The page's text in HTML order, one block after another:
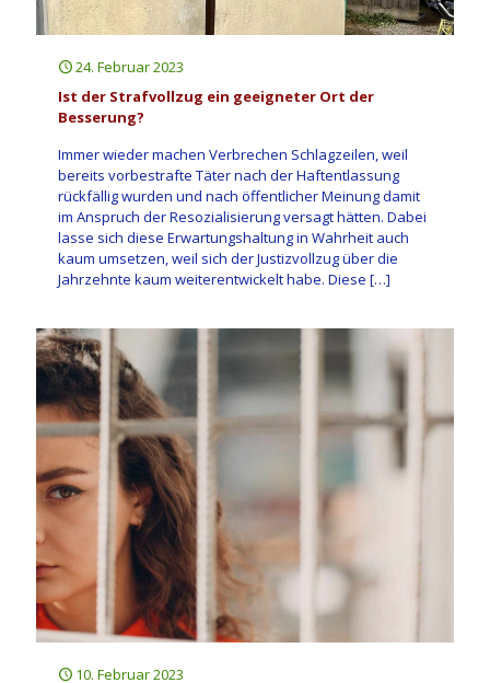
24. Februar 2023
Ist der Strafvollzug ein geeigneter Ort der
Besserung?
Immer wieder machen Verbrechen Schlagzeilen, weil
bereits vorbestrafte Täter nach der Haftentlassung
rückfällig wurden und nach öffentlicher Meinung damit
im Anspruch der Resozialisierung versagt hätten. Dabei
lasse sich diese Erwartungshaltung in Wahrheit auch
kaum umsetzen, weil sich der Justizvollzug über die
Jahrzehnte kaum weiterentwickelt habe. Diese […]
10. Februar 2023